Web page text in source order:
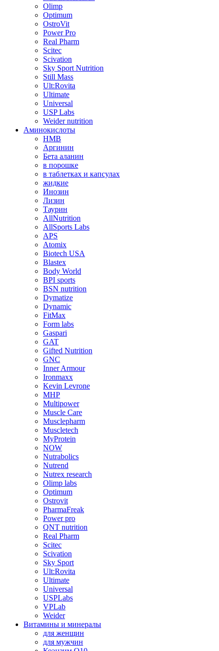
Olimp
Optimum
OstroVit
Power Pro
Real Pharm
Scitec
Scivation
Sky Sport Nutrition
Still Mass
Ult:Rovita
Ultimate
Universal
USP Labs
Weider nutrition
Аминокислоты
HMB
Аргинин
Бета аланин
в порошке
в таблетках и капсулах
жидкие
Инозин
Лизин
Таурин
AllNutrition
AllSports Labs
APS
Atomix
Biotech USA
Blastex
Body World
BPI sports
BSN nutrition
Dymatize
Dynamic
FitMax
Form labs
Gaspari
GAT
Gifted Nutrition
GNC
Inner Armour
Ironmaxx
Kevin Levrone
MHP
Multipower
Muscle Care
Musclepharm
Muscletech
MyProtein
NOW
Nutrabolics
Nutrend
Nutrex research
Olimp labs
Optimum
Ostrovit
PharmaFreak
Power pro
QNT nutrition
Real Pharm
Scitec
Scivation
Sky Sport
Ult:Rovita
Ultimate
Universal
USPLabs
VPLab
Weider
Витамины и минералы
для женщин
для мужчин